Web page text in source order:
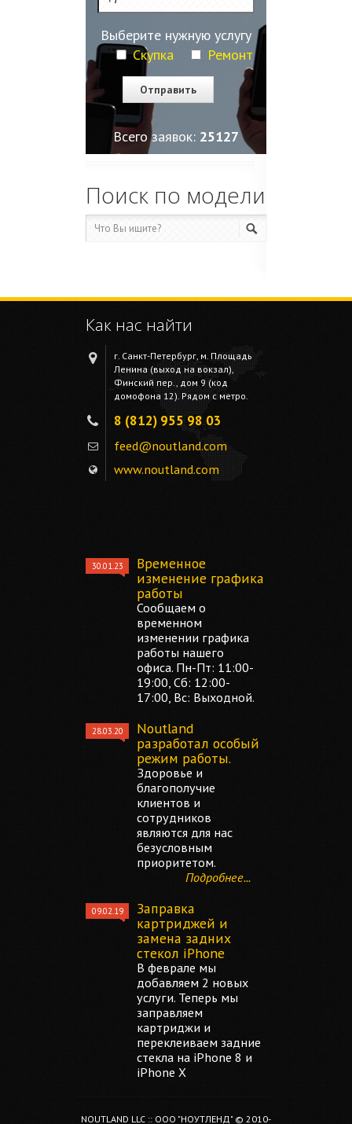
Выберите нужную услугу
Скупка
Ремонт
Всего заявок: 25127
Поиск по модели
Как нас найти
г. Санкт-Петербург, м. Площадь
Ленина (выход на вокзал),
Финский пер., дом 9 (код
домофона 12). Рядом с метро.
8 (812) 955 98 03
feed@noutland.com
www.noutland.com
30.01.23
Временное
изменение графика
работы
Сообщаем о
временном
изменении графика
работы нашего
офиса. Пн-Пт: 11:00-
19:00, Сб: 12:00-
17:00, Вс: Выходной.
28.03.20
Noutland
разработал особый
режим работы.
Здоровье и
благополучие
клиентов и
сотрудников
являются для нас
безусловным
приоритетом.
Подробнее...
09.02.19
Заправка
картриджей и
замена задних
стекол iPhone
В феврале мы
добавляем 2 новых
услуги. Теперь мы
заправляем
картриджи и
переклеиваем задние
стекла на iPhone 8 и
iPhone X
NOUTLAND LLC :: ООО "НОУТЛЕНД" © 2010-